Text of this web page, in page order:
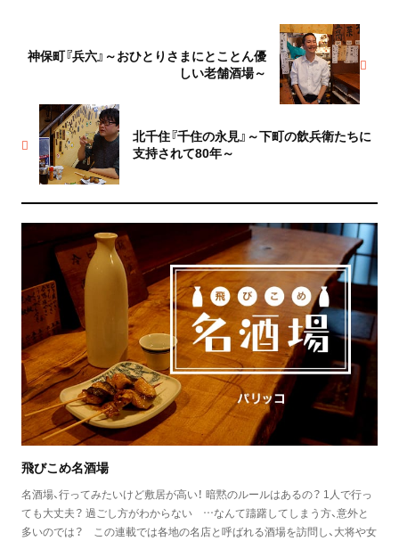
北千住『千住の永見』～下町の飲兵衛たちに
支持されて80年～
神保町『兵六』～おひとりさまにとことん優
しい老舗酒場～
飛びこめ名酒場
名酒場、行ってみたいけど敷居が高い！ 暗黙のルールはあるの？ 1人で行っ
ても大丈夫？ 過ごし方がわからない …なんて躊躇してしまう方、意外と
多いのでは？ この連載では各地の名店と呼ばれる酒場を訪問し、大将や女